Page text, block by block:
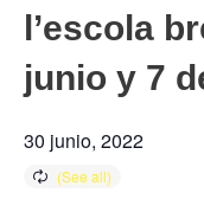
l’escola
junio y 7
30 junio, 2022